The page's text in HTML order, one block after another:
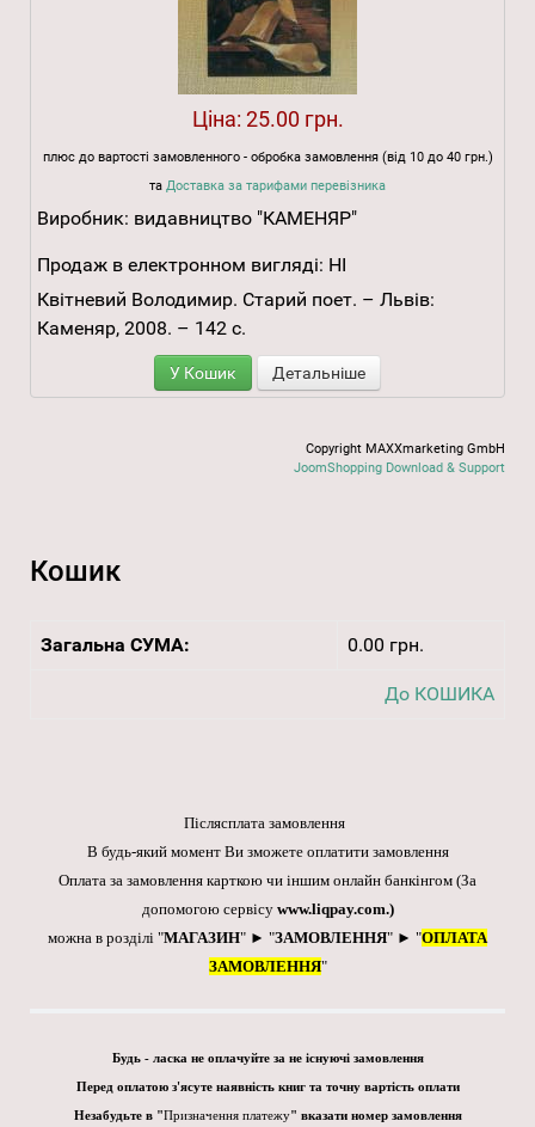
Ціна: 25.00 грн.
плюс до вартості замовленного - обробка замовлення (від 10 до 40 грн.)
та Доставка за тарифами перевізника
Виробник: видавництво "КАМЕНЯР"
Продаж в електронном вигляді: НІ
Квітневий Володимир. Старий поет. – Львів:
Каменяр, 2008. – 142 с.
У Кошик Детальніше
Copyright MAXXmarketing GmbH
JoomShopping Download & Support
Кошик
Загальна СУМА: 0.00 грн.
До КОШИКА
Післясплата замовлення
В будь-який момент Ви зможете оплатити замовлення
Оплата за замовлення карткою чи іншим онлайн банкінгом (За
допомогою сервісу www.liqpay.com.)
можна в розділі "МАГАЗИН" ► "ЗАМОВЛЕННЯ" ► "ОПЛАТА
ЗАМОВЛЕННЯ"
Будь - ласка не оплачуйте за не існуючі замовлення
Перед оплатою з'ясуте наявність книг та точну вартість оплати
Незабудьте в "Призначення платежу" вказати номер замовлення